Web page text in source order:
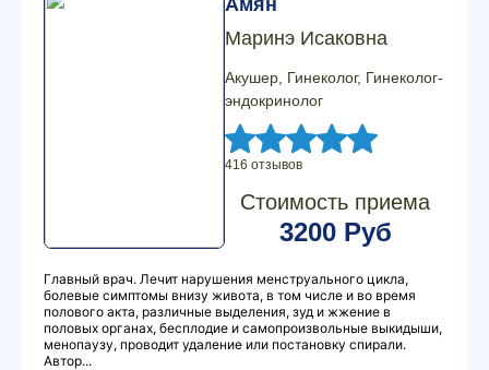
Амян
Маринэ Исаковна
Акушер, Гинеколог, Гинеколог-
эндокринолог
416 отзывов
Стоимость приема
3200 Руб
Главный врач. Лечит нарушения менструального цикла,
болевые симптомы внизу живота, в том числе и во время
полового акта, различные выделения, зуд и жжение в
половых органах, бесплодие и самопроизвольные выкидыши,
менопаузу, проводит удаление или постановку спирали.
Автор...